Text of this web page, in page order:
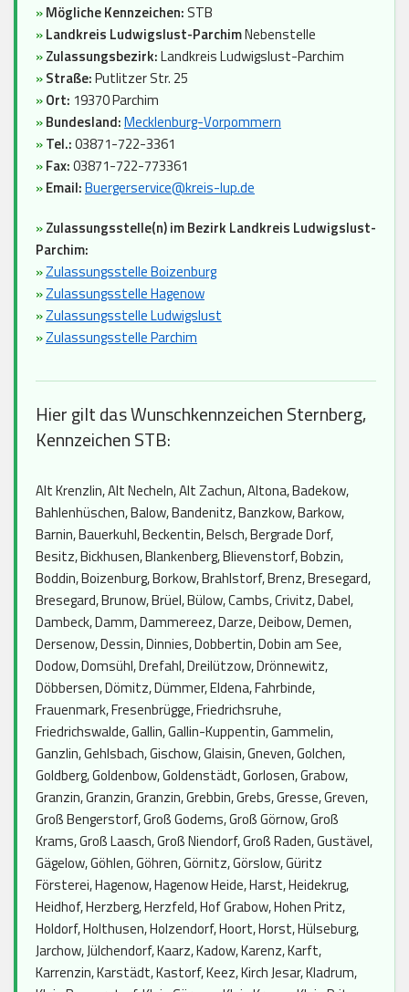
»Mögliche Kennzeichen: STB
»Landkreis Ludwigslust-ParchimNebenstelle
»Zulassungsbezirk:Landkreis Ludwigslust-Parchim
»Straße:Putlitzer Str. 25
»Ort: 19370 Parchim
»Bundesland:Mecklenburg-Vorpommern
»Tel.:03871-722-3361
»Fax:03871-722-773361
»Email:Buergerservice@kreis-lup.de
»Zulassungsstelle(n) im Bezirk Landkreis Ludwigslust-
Parchim:
»Zulassungsstelle Boizenburg
»Zulassungsstelle Hagenow
»Zulassungsstelle Ludwigslust
»Zulassungsstelle Parchim
Hier gilt das Wunschkennzeichen Sternberg,
Kennzeichen STB:
Alt Krenzlin, Alt Necheln, Alt Zachun, Altona, Badekow,
Bahlenhüschen, Balow, Bandenitz, Banzkow, Barkow,
Barnin, Bauerkuhl, Beckentin, Belsch, Bergrade Dorf,
Besitz, Bickhusen, Blankenberg, Blievenstorf, Bobzin,
Boddin, Boizenburg, Borkow, Brahlstorf, Brenz, Bresegard,
Bresegard, Brunow, Brüel, Bülow, Cambs, Crivitz, Dabel,
Dambeck, Damm, Dammereez, Darze, Deibow, Demen,
Dersenow, Dessin, Dinnies, Dobbertin, Dobin am See,
Dodow, Domsühl, Drefahl, Dreilützow, Drönnewitz,
Döbbersen, Dömitz, Dümmer, Eldena, Fahrbinde,
Frauenmark, Fresenbrügge, Friedrichsruhe,
Friedrichswalde, Gallin, Gallin-Kuppentin, Gammelin,
Ganzlin, Gehlsbach, Gischow, Glaisin, Gneven, Golchen,
Goldberg, Goldenbow, Goldenstädt, Gorlosen, Grabow,
Granzin, Granzin, Granzin, Grebbin, Grebs, Gresse, Greven,
Groß Bengerstorf, Groß Godems, Groß Görnow, Groß
Krams, Groß Laasch, Groß Niendorf, Groß Raden, Gustävel,
Gägelow, Göhlen, Göhren, Görnitz, Görslow, Güritz
Försterei, Hagenow, Hagenow Heide, Harst, Heidekrug,
Heidhof, Herzberg, Herzfeld, Hof Grabow, Hohen Pritz,
Holdorf, Holthusen, Holzendorf, Hoort, Horst, Hülseburg,
Jarchow, Jülchendorf, Kaarz, Kadow, Karenz, Karft,
Karrenzin, Karstädt, Kastorf, Keez, Kirch Jesar, Kladrum,